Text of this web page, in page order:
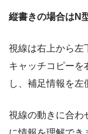
縦書きの場合はN
視線は右上から左
キャッチコピーを
し、補足情報を左
視線の動きに合わ